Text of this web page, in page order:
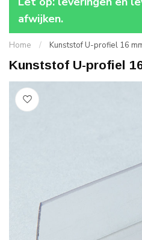
afwijken.
Home / Kunststof U-profiel 16
Kunststof U-profiel